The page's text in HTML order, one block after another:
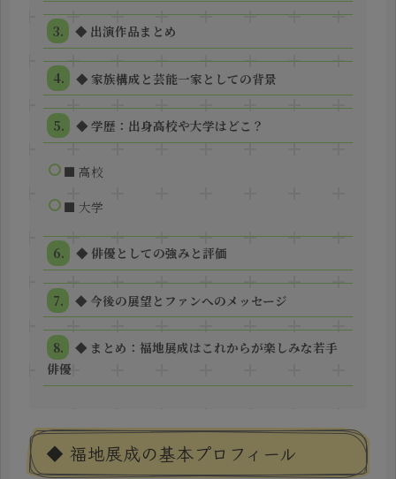
◆ 出演作品まとめ
◆ 家族構成と芸能一家としての背景
◆ 学歴：出身高校や大学はどこ？
■ 高校
■ 大学
◆ 俳優としての強みと評価
◆ 今後の展望とファンへのメッセージ
◆ まとめ：福地展成はこれからが楽しみな若手
俳優
◆ 福地展成の基本プロフィール